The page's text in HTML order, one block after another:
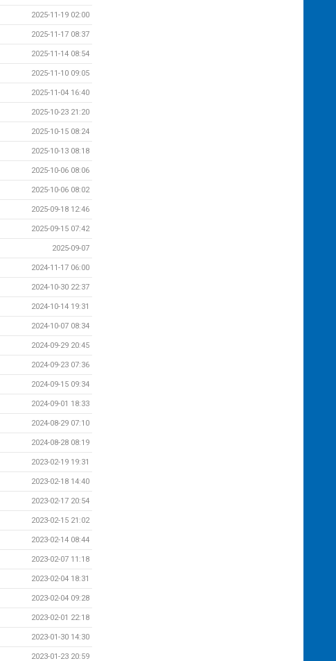
2025-11-19 02:00
2025-11-17 08:37
2025-11-14 08:54
2025-11-10 09:05
2025-11-04 16:40
2025-10-23 21:20
2025-10-15 08:24
2025-10-13 08:18
2025-10-06 08:06
2025-10-06 08:02
2025-09-18 12:46
2025-09-15 07:42
2025-09-07
2024-11-17 06:00
2024-10-30 22:37
2024-10-14 19:31
2024-10-07 08:34
2024-09-29 20:45
2024-09-23 07:36
2024-09-15 09:34
2024-09-01 18:33
2024-08-29 07:10
2024-08-28 08:19
2023-02-19 19:31
2023-02-18 14:40
2023-02-17 20:54
2023-02-15 21:02
2023-02-14 08:44
2023-02-07 11:18
2023-02-04 18:31
2023-02-04 09:28
2023-02-01 22:18
2023-01-30 14:30
2023-01-23 20:59